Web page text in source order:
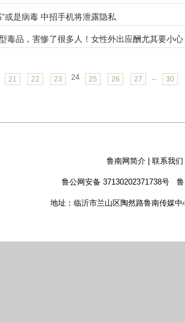
”或是病毒 中招手机将泄露隐私
毒品，害惨了很多人！女性外出应酬尤其要小心
21 22 23 24 25 26 27 ... 30
鲁南网简介| 联系我们
鲁公网安备 37130202371738号
地址：临沂市兰山区陶然路鲁南传媒